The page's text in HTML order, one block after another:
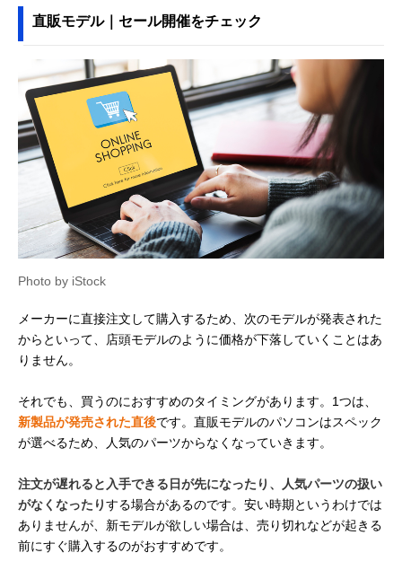
直販モデル｜セール開催をチェック
Photo by iStock
メーカーに直接注文して購入するため、次のモデルが発表された
からといって、店頭モデルのように価格が下落していくことはあ
りません。
それでも、買うのにおすすめのタイミングがあります。1つは、
新製品が発売された直後です。直販モデルのパソコンはスペック
が選べるため、人気のパーツからなくなっていきます。
注文が遅れると入手できる日が先になったり、人気パーツの扱い
がなくなったりする場合があるのです。安い時期というわけでは
ありませんが、新モデルが欲しい場合は、売り切れなどが起きる
前にすぐ購入するのがおすすめです。